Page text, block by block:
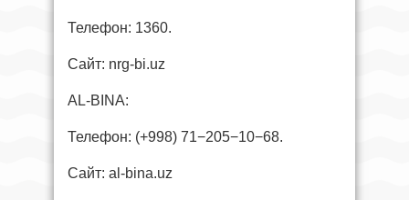
Телефон: 1360.
Сайт: nrg-bi.uz
AL-BINA:
Телефон: (+998) 71−205−10−68.
Сайт: al-bina.uz